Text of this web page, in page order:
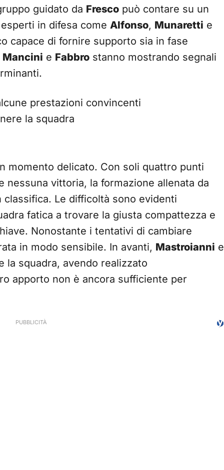
guidato da Fresco può contare su un
in difesa come Alfonso, Munaretti e
capace di fornire supporto sia in fase
Mancini e Fabbro stanno mostrando segnali
prestazioni convincenti
la squadra
momento delicato. Con soli quattro punti
vittoria, la formazione allenata da
Le difficoltà sono evidenti
fatica a trovare la giusta compattezza e
Nonostante i tentativi di cambiare
in modo sensibile. In avanti, Mastroianni e
la squadra, avendo realizzato
apporto non è ancora sufficiente per